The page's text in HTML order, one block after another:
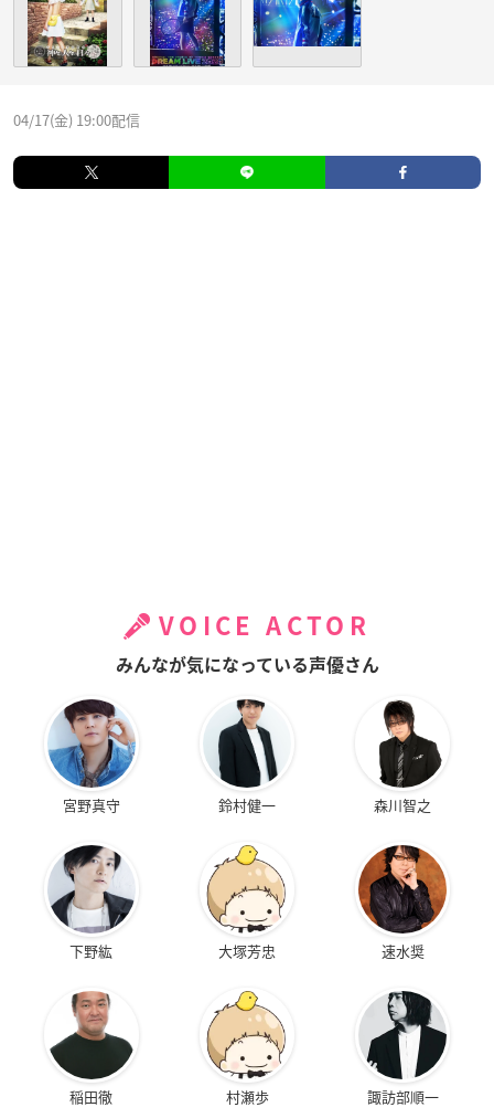
04/17(金) 19:00配信
VOICE ACTOR
みんなが気になっている声優さん
宮野真守 鈴村健一 森川智之
下野紘 大塚芳忠 速水奨
稲田徹 村瀬歩 諏訪部順一